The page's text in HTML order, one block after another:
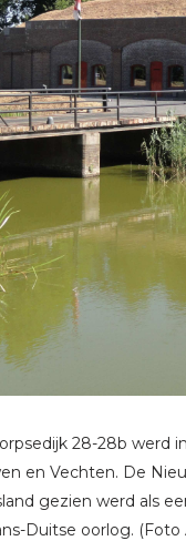
28-28b werd
en Vechten. De
gezien werd als
Duitse oorlog. (Foto